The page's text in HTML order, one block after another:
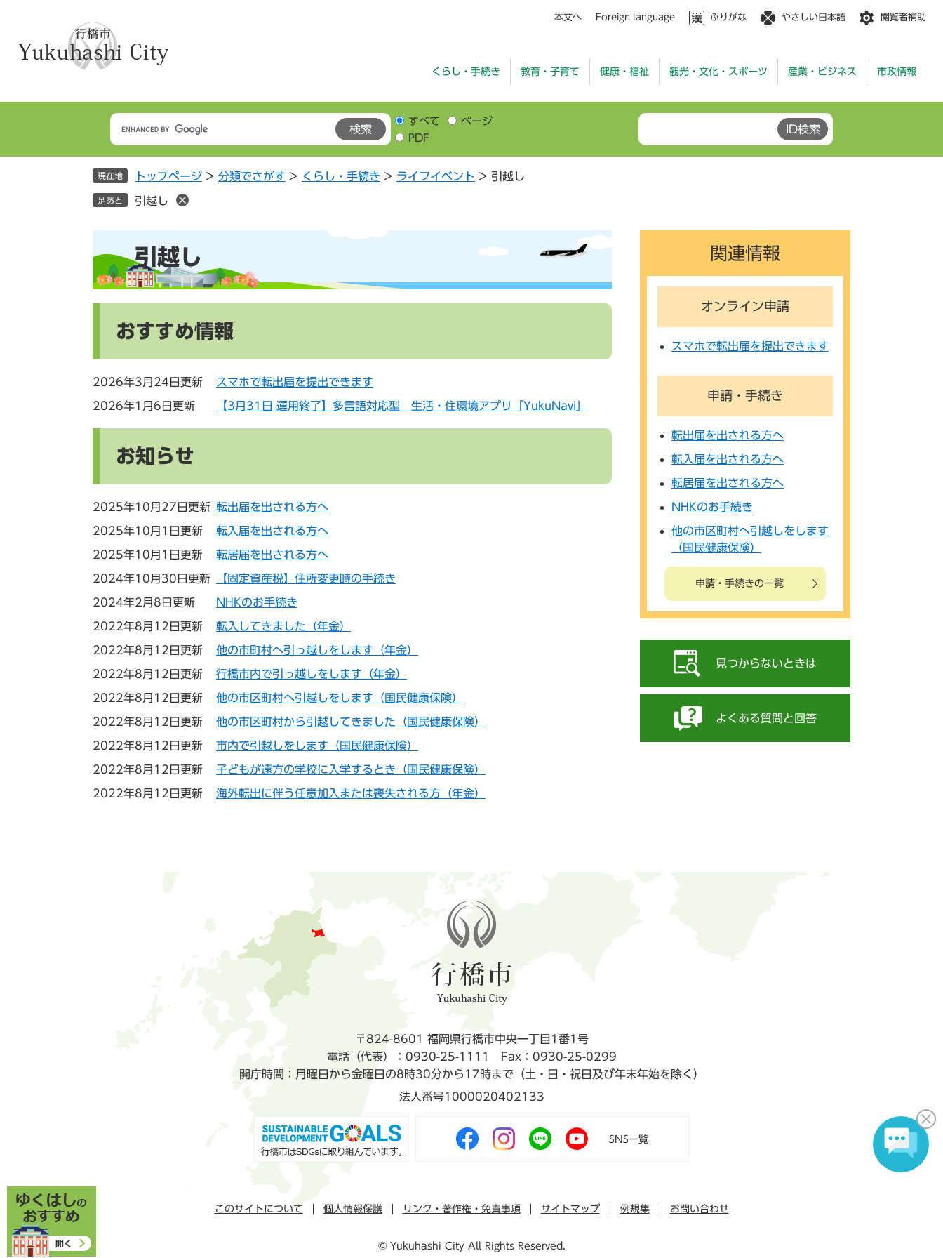
本
本文へ Foreign language ふりがな やさしい日本語 閲覧者補助
くらし・手続き 教育・子育て 健康・福祉 観光・文化・スポーツ 産業・ビジネス 市政情報
すべて
ページ
PDF
現在地 トップページ > 分類でさがす > くらし・手続き > ライフイベント > 引越し
足あと 引越し
文
引越し
おすすめ情報
2026年3月24日更新 スマホで転出届を提出できます
2026年1月6日更新 【3月31日 運用終了】多言語対応型 生活・住環境アプリ「YukuNavi」
お知らせ
2025年10月27日更新 転出届を出される方へ
2025年10月1日更新 転入届を出される方へ
2025年10月1日更新 転居届を出される方へ
2024年10月30日更新 【固定資産税】住所変更時の手続き
2024年2月8日更新 NHKのお手続き
2022年8月12日更新 転入してきました（年金）
2022年8月12日更新 他の市町村へ引っ越しをします（年金）
2022年8月12日更新 行橋市内で引っ越しをします（年金）
2022年8月12日更新 他の市区町村へ引越しをします（国民健康保険）
2022年8月12日更新 他の市区町村から引越してきました（国民健康保険）
2022年8月12日更新 市内で引越しをします（国民健康保険）
2022年8月12日更新 子どもが遠方の学校に入学するとき（国民健康保険）
2022年8月12日更新 海外転出に伴う任意加入または喪失される方（年金）
関連情報
オンライン申請
スマホで転出届を提出できます
申請・手続き
転出届を出される方へ
転入届を出される方へ
転居届を出される方へ
NHKのお手続き
他の市区町村へ引越しをします
（国民健康保険）
申請・手続きの一覧
見つからないときは
よくある質問と回答
〒824-8601 福岡県行橋市中央一丁目1番1号
電話（代表）：0930-25-1111
Fax：0930-25-0299
開庁時間：月曜日から金曜日の8時30分から17時まで（土・日・祝日及び年末年始を除く）
法人番号1000020402133
SNS一覧
このサイトについて 個人情報保護 リンク・著作権・免責事項 サイトマップ 例規集 お問い合わせ
© Yukuhashi City All Rights Reserved.